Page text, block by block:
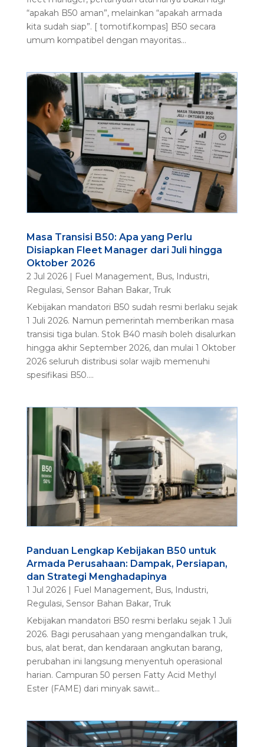
“apakah B50 aman”, melainkan “apakah armada
kita sudah siap”. [ tomotif.kompas] B50 secara
umum kompatibel dengan mayoritas...
Masa Transisi B50: Apa yang Perlu
Disiapkan Fleet Manager dari Juli hingga
Oktober 2026
2 Jul 2026| Fuel Management, Bus, Industri,
Regulasi, Sensor Bahan Bakar, Truk
Kebijakan mandatori B50 sudah resmi berlaku sejak
1 Juli 2026. Namun pemerintah memberikan masa
transisi tiga bulan. Stok B40 masih boleh disalurkan
hingga akhir September 2026, dan mulai 1 Oktober
2026 seluruh distribusi solar wajib memenuhi
spesifikasi B50....
Panduan Lengkap Kebijakan B50 untuk
Armada Perusahaan: Dampak, Persiapan,
dan Strategi Menghadapinya
1 Jul 2026| Fuel Management, Bus, Industri,
Regulasi, Sensor Bahan Bakar, Truk
Kebijakan mandatori B50 resmi berlaku sejak 1 Juli
2026. Bagi perusahaan yang mengandalkan truk,
bus, alat berat, dan kendaraan angkutan barang,
perubahan ini langsung menyentuh operasional
harian. Campuran 50 persen Fatty Acid Methyl
Ester (FAME) dari minyak sawit...